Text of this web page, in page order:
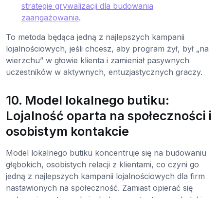
strategie grywalizacji dla budowania
zaangażowania.
To metoda będąca jedną z najlepszych kampanii
lojalnościowych, jeśli chcesz, aby program żył, był „na
wierzchu” w głowie klienta i zamieniał pasywnych
uczestników w aktywnych, entuzjastycznych graczy.
10. Model lokalnego butiku:
Lojalność oparta na społeczności i
osobistym kontakcie
Model lokalnego butiku koncentruje się na budowaniu
głębokich, osobistych relacji z klientami, co czyni go
jedną z najlepszych kampanii lojalnościowych dla firm
nastawionych na społeczność. Zamiast opierać się